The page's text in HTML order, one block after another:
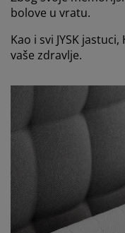
bolove u vratu.
Kao i svi JYSK
vaše zdravlje.